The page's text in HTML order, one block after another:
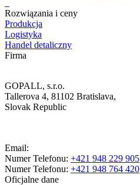
Rozwiązania i ceny
Produkcja
Logistyka
Handel detaliczny
Firma
GOPALL, s.r.o.
Tallerova 4, 81102 Bratislava,
Slovak Republic
Email:
Numer Telefonu: +421 948 229 905
Numer Telefonu: +421 948 764 420
Oficjalne dane